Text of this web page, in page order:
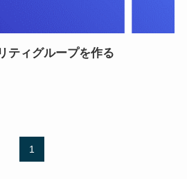
ティグループを作る
1